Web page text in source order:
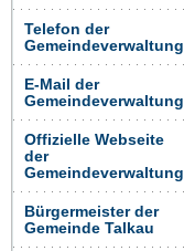
Telefon der
Gemeindeverwaltung
E-Mail der
Gemeindeverwaltung
Offizielle Webseite
der
Gemeindeverwaltung
Bürgermeister der
Gemeinde Talkau